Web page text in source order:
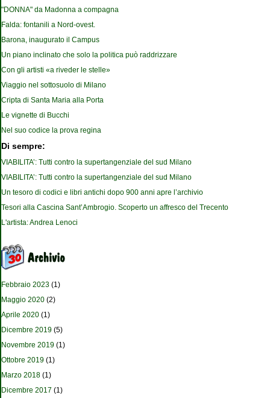
"DONNA" da Madonna a compagna
Falda: fontanili a Nord-ovest.
Barona, inaugurato il Campus
Un piano inclinato che solo la politica può raddrizzare
Con gli artisti «a riveder le stelle»
Viaggio nel sottosuolo di Milano
Cripta di Santa Maria alla Porta
Le vignette di Bucchi
Nel suo codice la prova regina
Di sempre:
VIABILITA’: Tutti contro la supertangenziale del sud Milano
VIABILITA’: Tutti contro la supertangenziale del sud Milano
Un tesoro di codici e libri antichi dopo 900 anni apre l’archivio
Tesori alla Cascina Sant’Ambrogio. Scoperto un affresco del Trecento
L'artista: Andrea Lenoci
Febbraio 2023 (1)
Maggio 2020 (2)
Aprile 2020 (1)
Dicembre 2019 (5)
Novembre 2019 (1)
Ottobre 2019 (1)
Marzo 2018 (1)
Dicembre 2017 (1)